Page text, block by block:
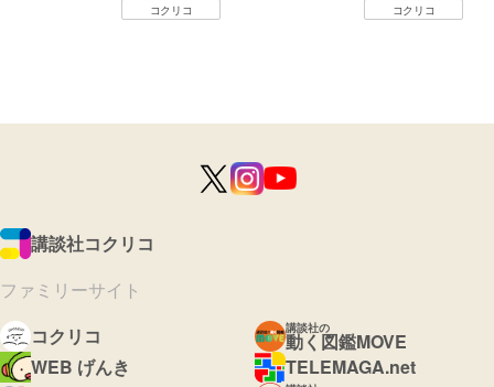
コクリコ コクリコ
講談社コクリコ
ファミリーサイト
コクリコ
講談社の
動く図鑑MOVE
WEB げんき
TELEMAGA.net